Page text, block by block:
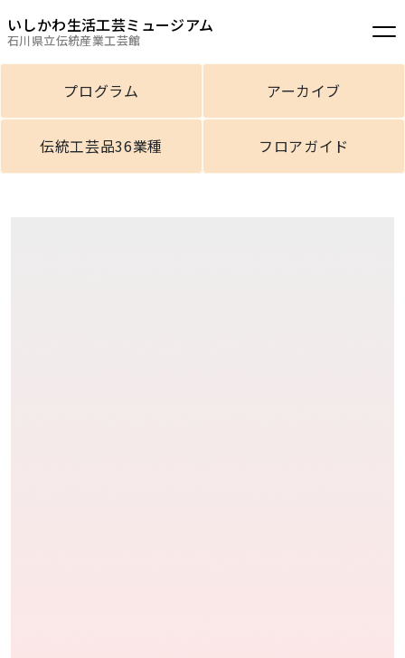
いしかわ生活工芸ミュージアム
石川県立伝統産業工芸館
プログラム アーカイブ
伝統工芸品36業種 フロアガイド